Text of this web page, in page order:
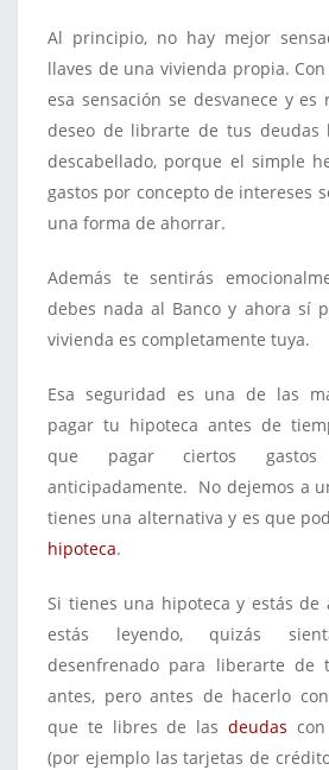
Al principio, no hay mejor
llaves de una vivienda propia.
esa sensación se desvanece y es
deseo de librarte de tus deudas
descabellado, porque el simple
gastos por concepto de intereses
una forma de ahorrar.
Además te sentirás
debes nada al Banco y ahora sí
vivienda es completamente tuya.
Esa seguridad es una de las
pagar tu hipoteca antes de
que pagar ciertos gastos
anticipadamente. No dejemos a
tienes una alternativa y es que
hipoteca.
Si tienes una hipoteca y estás de
estás leyendo, quizás
desenfrenado para liberarte de
antes, pero antes de hacerlo
que te libres de las deudas
(por ejemplo las tarjetas de